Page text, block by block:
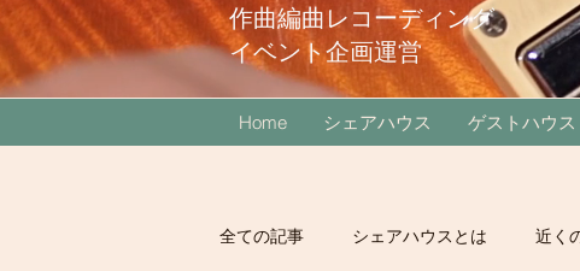
作曲編曲レコーディング
イベント企画運営
Home シェアハウス ゲストハウス
全ての記事 シェアハウスとは 近く